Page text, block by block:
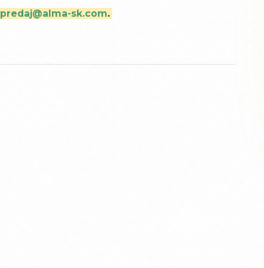
predaj@alma-sk.com.